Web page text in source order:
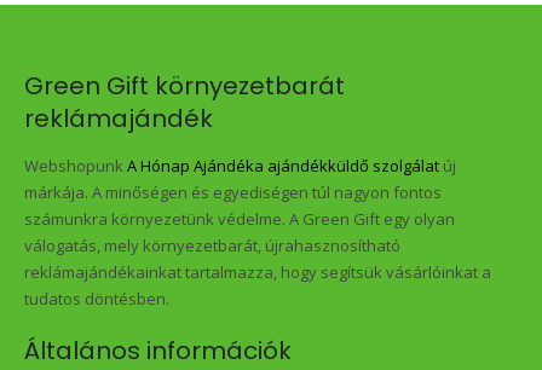
Green Gift környezetbarát
reklámajándék
Webshopunk A Hónap Ajándéka ajándékküldő szolgálat új
márkája. A minőségen és egyediségen túl nagyon fontos
számunkra környezetünk védelme. A Green Gift egy olyan
válogatás, mely környezetbarát, újrahasznosítható
reklámajándékainkat tartalmazza, hogy segítsük vásárlóinkat a
tudatos döntésben.
Általános információk